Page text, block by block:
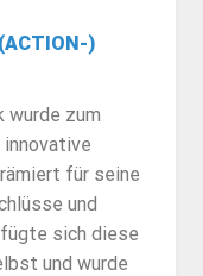
)
wurde zum
für seine
und
sich diese
und wurde